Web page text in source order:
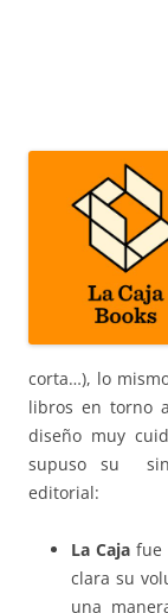
corta…), lo
libros en torno
diseño muy
supuso su
editorial:
La Caja fue
clara su
una